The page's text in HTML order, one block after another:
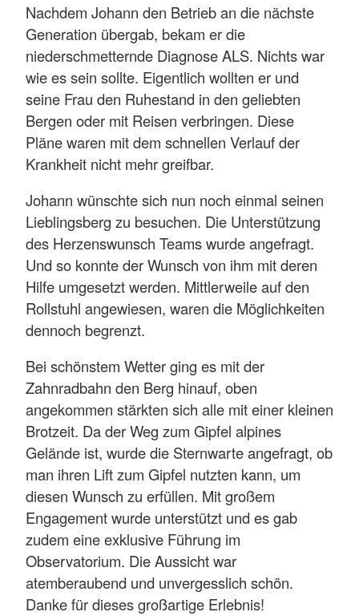
Nachdem Johann den Betrieb an die nächste
Generation übergab, bekam er die
niederschmetternde Diagnose ALS. Nichts war
wie es sein sollte. Eigentlich wollten er und
seine Frau den Ruhestand in den geliebten
Bergen oder mit Reisen verbringen. Diese
Pläne waren mit dem schnellen Verlauf der
Krankheit nicht mehr greifbar.
Johann wünschte sich nun noch einmal seinen
Lieblingsberg zu besuchen. Die Unterstützung
des Herzenswunsch Teams wurde angefragt.
Und so konnte der Wunsch von ihm mit deren
Hilfe umgesetzt werden. Mittlerweile auf den
Rollstuhl angewiesen, waren die Möglichkeiten
dennoch begrenzt.
Bei schönstem Wetter ging es mit der
Zahnradbahn den Berg hinauf, oben
angekommen stärkten sich alle mit einer kleinen
Brotzeit. Da der Weg zum Gipfel alpines
Gelände ist, wurde die Sternwarte angefragt, ob
man ihren Lift zum Gipfel nutzten kann, um
diesen Wunsch zu erfüllen. Mit großem
Engagement wurde unterstützt und es gab
zudem eine exklusive Führung im
Observatorium. Die Aussicht war
atemberaubend und unvergesslich schön.
Danke für dieses großartige Erlebnis!